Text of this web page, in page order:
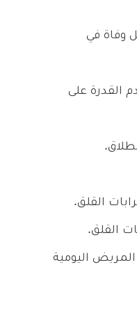
وفاة في
القدرة على
القلق.
القلق.
اليومية